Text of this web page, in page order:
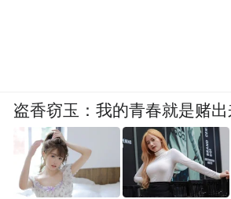
盗香窃玉：我的青春就是赌出